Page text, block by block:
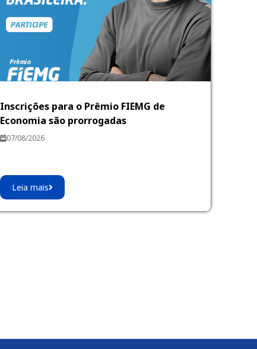
Inscrições para o Prêmio FIEMG de
Economia são prorrogadas
07/08/2026
Leia mais